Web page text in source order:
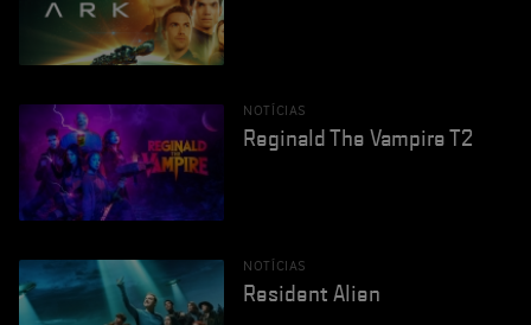
NOTÍCIAS
Reginald The Vampire T2
NOTÍCIAS
Resident Alien